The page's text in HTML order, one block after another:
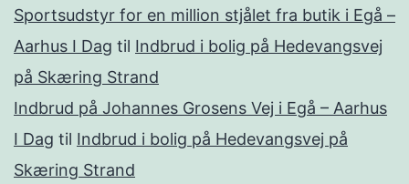
Sportsudstyr for en million stjålet fra butik i Egå –
Aarhus I Dag til Indbrud i bolig på Hedevangsvej
på Skæring Strand
Indbrud på Johannes Grosens Vej i Egå – Aarhus
I Dag til Indbrud i bolig på Hedevangsvej på
Skæring Strand